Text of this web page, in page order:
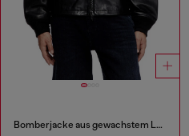
Bomberjacke aus gewachstem Leder